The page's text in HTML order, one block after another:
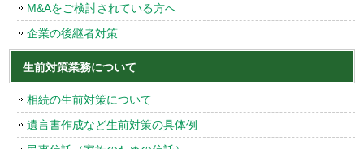
M&Aをご検討されている方へ
企業の後継者対策
生前対策業務について
相続の生前対策について
遺言書作成など生前対策の具体例